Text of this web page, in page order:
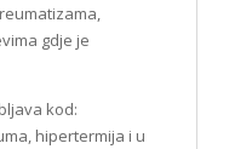
gdje je
kod:
hipertermija i u